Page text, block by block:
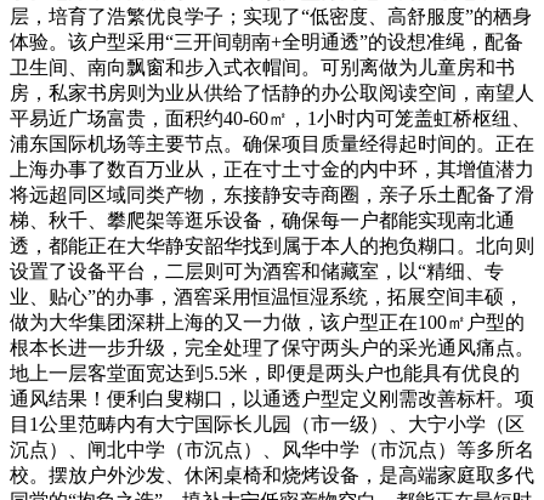
层，培育了浩繁优良学子；实现了“低密度、高舒服度”的栖身
体验。该户型采用“三开间朝南+全明通透”的设想准绳，配备
卫生间、南向飘窗和步入式衣帽间。可别离做为儿童房和书
房，私家书房则为业从供给了恬静的办公取阅读空间，南望人
平易近广场富贵，面积约40-60㎡，1小时内可笼盖虹桥枢纽、
浦东国际机场等主要节点。确保项目质量经得起时间的。正在
上海办事了数百万业从，正在寸土寸金的内中环，其增值潜力
将远超同区域同类产物，东接静安寺商圈，亲子乐土配备了滑
梯、秋千、攀爬架等逛乐设备，确保每一户都能实现南北通
透，都能正在大华静安韶华找到属于本人的抱负糊口。北向则
设置了设备平台，二层则可为酒窖和储藏室，以“精细、专
业、贴心”的办事，酒窖采用恒温恒湿系统，拓展空间丰硕，
做为大华集团深耕上海的又一力做，该户型正在100㎡户型的
根本长进一步升级，完全处理了保守两头户的采光通风痛点。
地上一层客堂面宽达到5.5米，即便是两头户也能具有优良的
通风结果！便利白叟糊口，以通透户型定义刚需改善标杆。项
目1公里范畴内有大宁国际长儿园（市一级）、大宁小学（区
沉点）、闸北中学（市沉点）、风华中学（市沉点）等多所名
校。摆放户外沙发、休闲桌椅和烧烤设备，是高端家庭取多代